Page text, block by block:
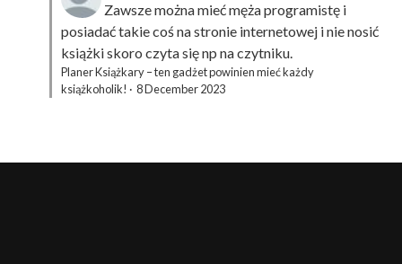
Zawsze można mieć męża programistę i
posiadać takie coś na stronie internetowej i nie nosić
książki skoro czyta się np na czytniku.
Planer Książkary – ten gadżet powinien mieć każdy
książkoholik! · 8 December 2023